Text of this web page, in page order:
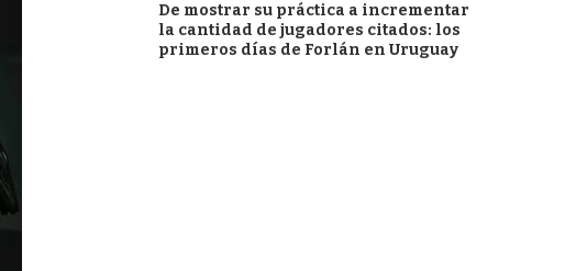
De mostrar su práctica a incrementar
la cantidad de jugadores citados: los
primeros días de Forlán en Uruguay